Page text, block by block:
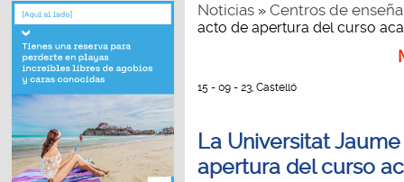
Noticias» Centros de
acto de apertura del curso
15 - 09 - 23, Castelló
La Universitat
apertura del curso